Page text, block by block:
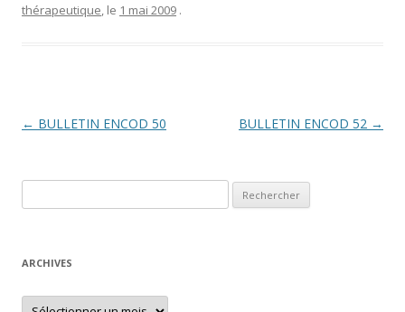
thérapeutique , le 1 mai 2009 .
Navigation
← BULLETIN ENCOD 50 BULLETIN ENCOD 52 →
ARCHIVES
Archives